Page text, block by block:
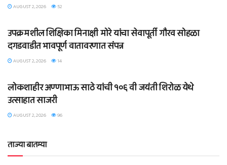
AUGUST 2, 2026 52
उपक्रमशील शिक्षिका मिनाक्षी मोरे यांचा सेवापूर्ती गौरव सोहळा
दगडवाडीत भावपूर्ण वातावरणात संपन्न
AUGUST 2, 2026 14
लोकशाहीर अण्णाभाऊ साठे यांची १०६ वी जयंती शिरोळ येथे
उत्साहात साजरी
AUGUST 2, 2026 96
ताज्या बातम्या